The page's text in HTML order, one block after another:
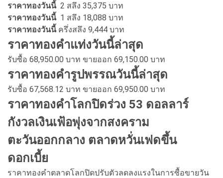
ราคาทองวันนี้ 2 สลึง 35,375 บาท
ราคาทองวันนี้1 สลึง 18,088 บาท
ราคาทองวันนี้ครึ่งสลึง 9,444 บาท
ราคาทองคำแท่งวันนี้ล่าสุด
รับซื้อ 68,950.00 บาท ขายออก 69,150.00 บาท
ราคาทองคำรูปพรรณวันนี้ล่าสุด
รับซื้อ 67,568.12 บาท ขายออก 69,950.00 บาท
ราคาทองคำโลกปิดร่วง 53 ดอลลาร์
กังวลเงินเฟ้อพุ่งจากสงคราม
ตะวันออกกลาง ตลาดหวั่นเฟดขึ้น
ดอกเบี้ย
ราคาทองคำตลาดโลกปิดปรับตัวลดลงแรงในการซื้อขายวัน